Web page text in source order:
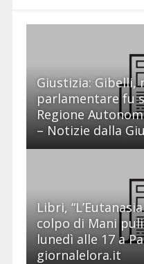
Giustizia: Gibelli,
parlamentare fu
Regione
– Notizie dalla
Li­bri,
col­po di Mani
lu­ne­dì alle 17 a
giornalelora.it